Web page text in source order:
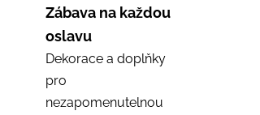
Zábava na každou
oslavu
Dekorace a doplňky
pro
nezapomenutelnou